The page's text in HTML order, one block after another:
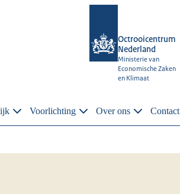
Octrooicentrum
Nederland
Ministerie van
Economische Zaken
en Klimaat
Voorlichting Over ons Contact